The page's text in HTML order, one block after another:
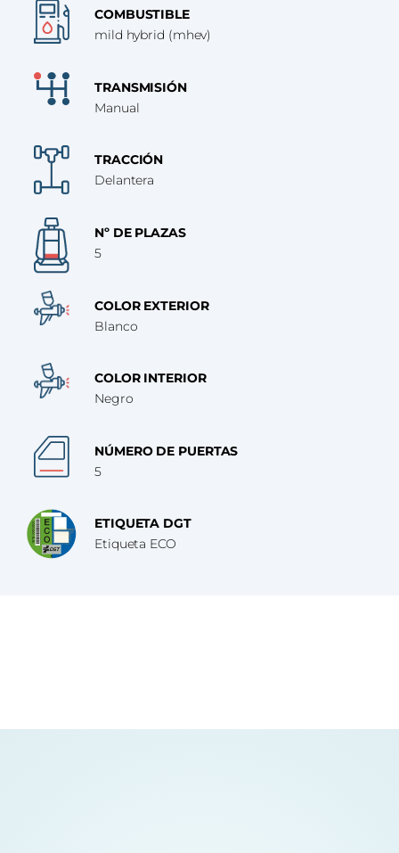
COMBUSTIBLE
mild hybrid (mhev)
TRANSMISIÓN
Manual
TRACCIÓN
Delantera
Nº DE PLAZAS
5
COLOR EXTERIOR
Blanco
COLOR INTERIOR
Negro
NÚMERO DE PUERTAS
5
ETIQUETA DGT
Etiqueta ECO